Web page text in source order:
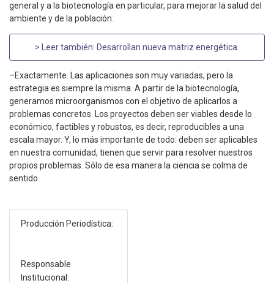
general y a la biotecnología en particular, para mejorar la salud del
ambiente y de la población.
> Leer también: Desarrollan nueva matriz energética
–Exactamente. Las aplicaciones son muy variadas, pero la
estrategia es siempre la misma. A partir de la biotecnología,
generamos microorganismos con el objetivo de aplicarlos a
problemas concretos. Los proyectos deben ser viables desde lo
económico, factibles y robustos, es decir, reproducibles a una
escala mayor. Y, lo más importante de todo: deben ser aplicables
en nuestra comunidad, tienen que servir para resolver nuestros
propios problemas. Sólo de esa manera la ciencia se colma de
sentido.
Producción Periodística:
Responsable
Institucional: